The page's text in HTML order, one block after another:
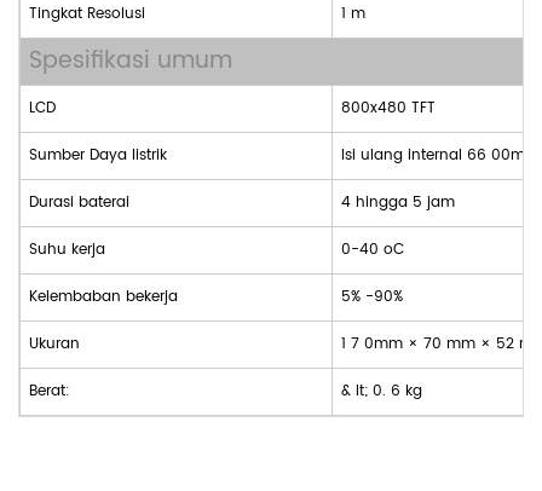
Tingkat Resolusi 1 m
Spesifikasi umum
LCD 800x480 TFT
Sumber Daya listrik Isi ulang internal 66
Durasi baterai 4 hingga 5 jam
Suhu kerja 0-40 oC
Kelembaban bekerja 5% -90%
Ukuran 1 7 0mm × 70 mm × 52
Berat: & lt; 0. 6 kg